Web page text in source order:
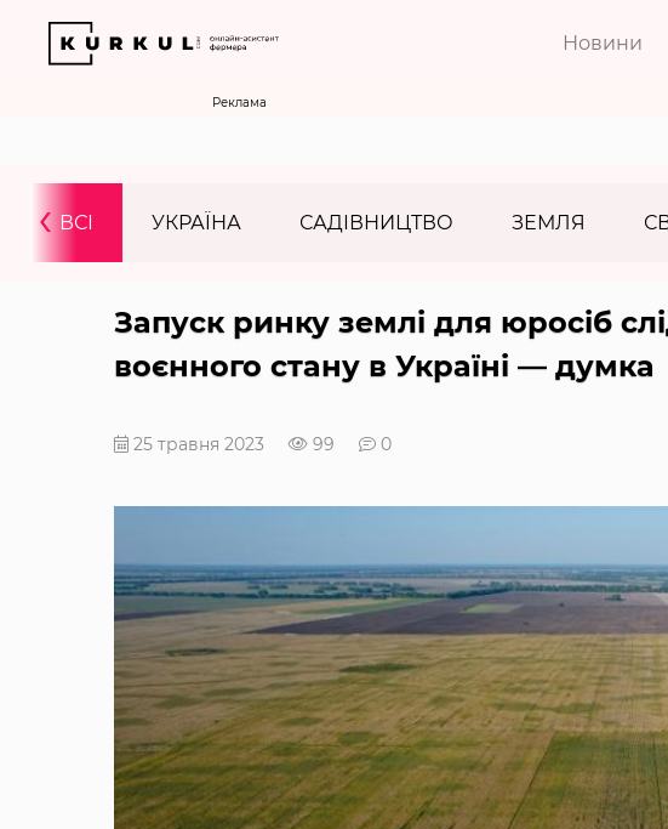
Новини
Реклама
ВСІ УКРАЇНА САДІВНИЦТВО ЗЕМЛЯ
‹
Запуск ринку землі для юросіб
воєнного стану в Україні — думка
25 травня 2023 99 0